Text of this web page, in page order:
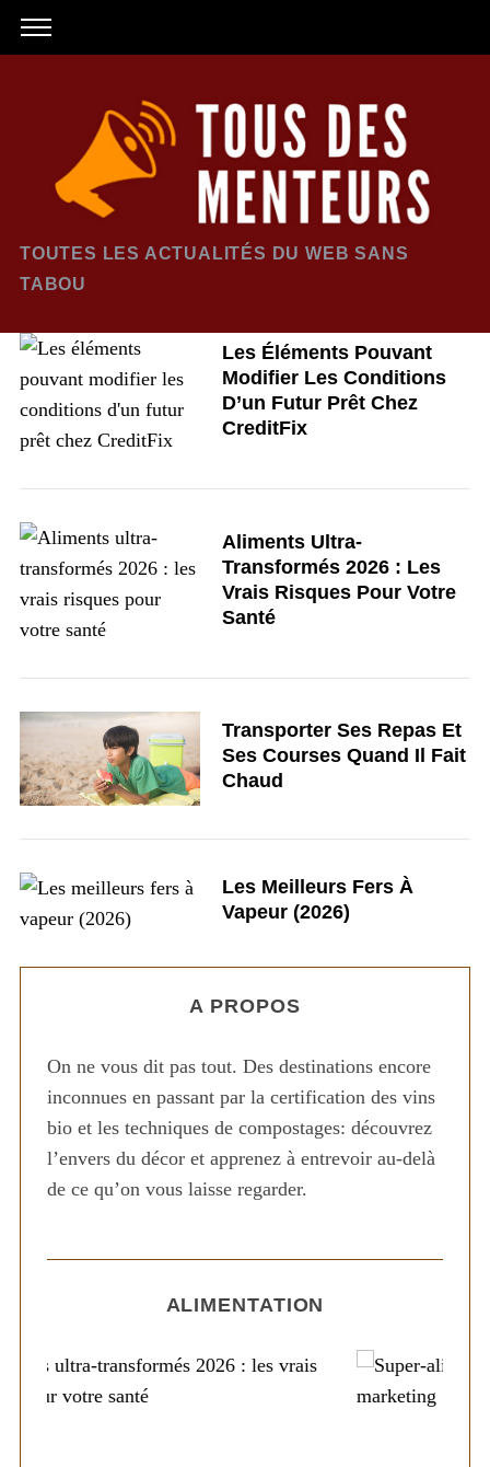
TOUTES LES ACTUALITÉS DU WEB SANS
TABOU
Les Éléments Pouvant
Modifier Les Conditions
D’un Futur Prêt Chez
CreditFix
Aliments Ultra-
Transformés 2026 : Les
Vrais Risques Pour Votre
Santé
Transporter Ses Repas Et
Ses Courses Quand Il Fait
Chaud
Les Meilleurs Fers À
Vapeur (2026)
A PROPOS
On ne vous dit pas tout. Des destinations encore
inconnues en passant par la certification des vins
bio et les techniques de compostages: découvrez
l’envers du décor et apprenez à entrevoir au-delà
de ce qu’on vous laisse regarder.
ALIMENTATION